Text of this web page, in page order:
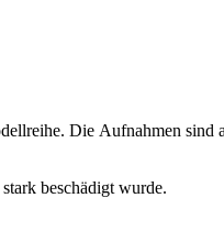
Die Aufnahmen sind
beschädigt wurde.